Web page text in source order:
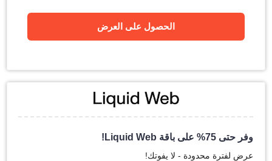
الحصول على العرض
وفر حتى 75% على باقة Liquid Web!
عرض لفترة محدودة - لا يفوتك!